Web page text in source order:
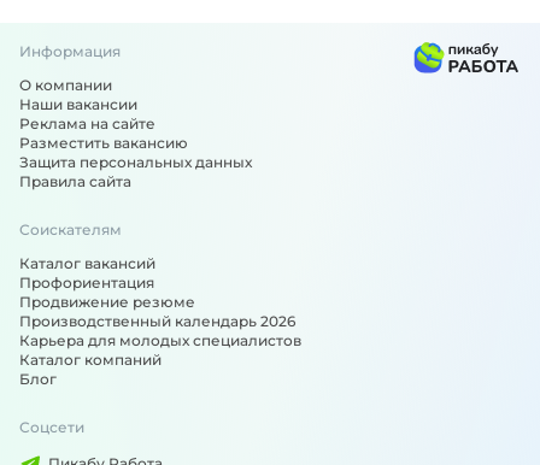
Информация
О компании
Наши вакансии
Реклама на сайте
Разместить вакансию
Защита персональных данных
Правила сайта
Соискателям
Каталог вакансий
Профориентация
Продвижение резюме
Производственный календарь 2026
Карьера для молодых специалистов
Каталог компаний
Блог
Соцсети